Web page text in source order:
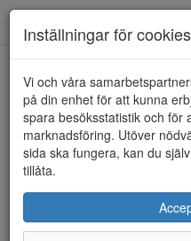
HEM DOLOMITE
Inställningar för cookies
Vi och våra
på din enhet för att kunna
spara besöksstatistik och för
marknadsföring. Utöver
sida ska fungera, kan du
tillåta.